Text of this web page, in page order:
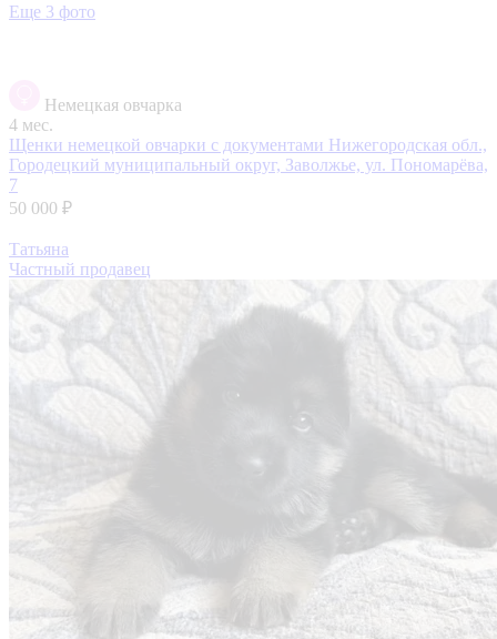
Еще 3 фото
Немецкая овчарка
4 мес.
Щенки немецкой овчарки с документами Нижегородская обл.,
Городецкий муниципальный округ, Заволжье, ул. Пономарёва,
7
50 000 ₽
Татьяна
Частный продавец